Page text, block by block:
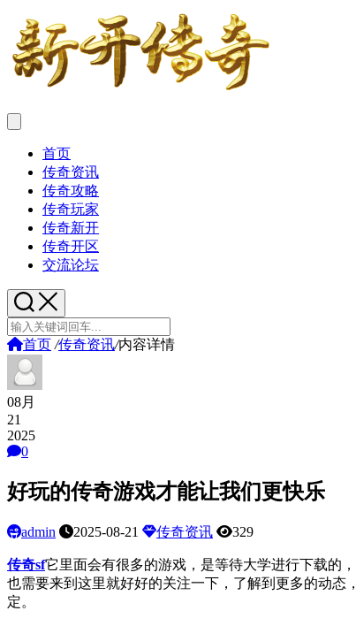
首页
传奇资讯
传奇攻略
传奇玩家
传奇新开
传奇开区
交流论坛
首页 /传奇资讯/内容详情
08月
21
2025
0
好玩的传奇游戏才能让我们更快乐
admin 2025-08-21 传奇资讯 329
传奇sf它里面会有很多的游戏，是等待大学进行下载的
也需要来到这里就好好的关注一下，了解到更多的动
定。